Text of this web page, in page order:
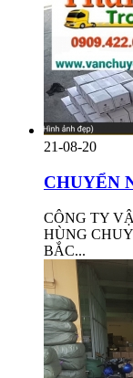
21-08-20
CHUYỂN
CÔNG TY
HÙNG
BẮC...